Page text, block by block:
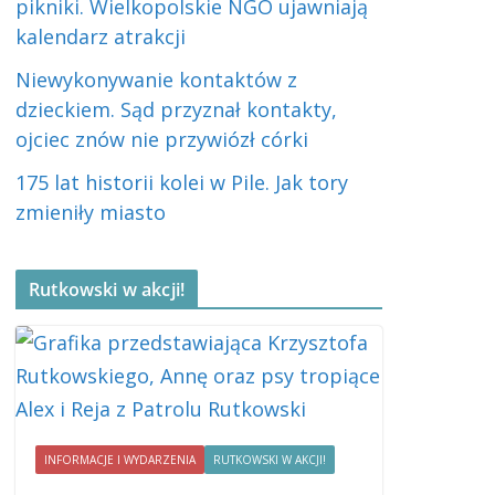
pikniki. Wielkopolskie NGO ujawniają
kalendarz atrakcji
Niewykonywanie kontaktów z
dzieckiem. Sąd przyznał kontakty,
ojciec znów nie przywiózł córki
175 lat historii kolei w Pile. Jak tory
zmieniły miasto
Rutkowski w akcji!
INFORMACJE I WYDARZENIA RUTKOWSKI W AKCJI!